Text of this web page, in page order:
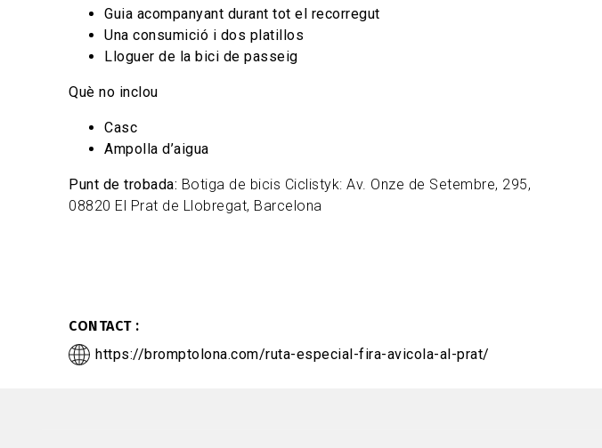
Guia acompanyant durant tot el recorregut
Una consumició i dos platillos
Lloguer de la bici de passeig
Què no inclou
Casc
Ampolla d’aigua
Punt de trobada: Botiga de bicis Ciclistyk: Av. Onze de Setembre, 295,
08820 El Prat de Llobregat, Barcelona
CONTACT
https://bromptolona.com/ruta-especial-fira-avicola-al-prat/